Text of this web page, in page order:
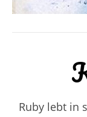
Ruby lebt in